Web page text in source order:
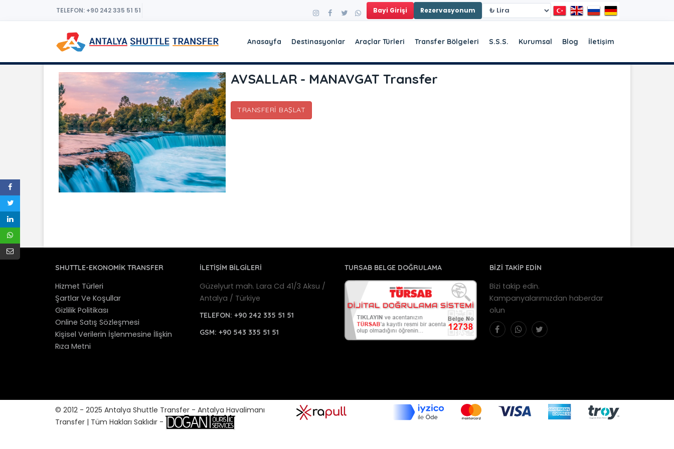
TELEFON: +90 242 335 51 51 Bayi Girişi Rezervasyonum
Anasayfa Destinasyonlar Araçlar Türleri Transfer Bölgeleri S.S.S. Kurumsal Blog İletişim
AVSALLAR - MANAVGAT Transfer
TRANSFERI BAŞLAT
SHUTTLE-EKONOMIK TRANSFER
Hizmet Türleri
Şartlar Ve Koşullar
Gizlilik Politikası
Online Satış Sözleşmesi
Kişisel Verilerin İşlenmesine İlişkin
Rıza Metni
İLETİŞİM BİLGİLERİ
Güzelyurt mah. Lara Cd 41/3 Aksu /
Antalya / Türkiye
TELEFON:+90 242 335 51 51
GSM:+90 543 335 51 51
TURSAB BELGE DOĞRULAMA BİZİ TAKİP EDİN
Bizi takip edin.
Kampanyalarımızdan haberdar
olun
© 2012 - 2025 Antalya Shuttle Transfer - Antalya Havalimanı
Transfer | Tüm Hakları Saklıdır -